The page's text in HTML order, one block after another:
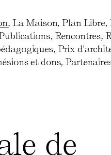
, La Maison, Plan Libre,
, Rencontres,
, Prix
et dons,
de